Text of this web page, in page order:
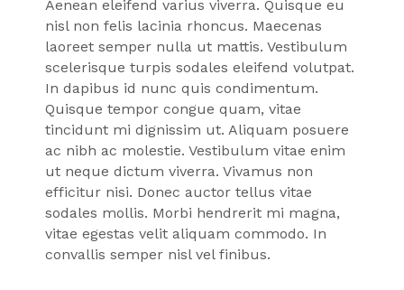
Aenean eleifend varius viverra. Quisque eu
nisl non felis lacinia rhoncus. Maecenas
laoreet semper nulla ut mattis. Vestibulum
scelerisque turpis sodales eleifend volutpat.
In dapibus id nunc quis condimentum.
Quisque tempor congue quam, vitae
tincidunt mi dignissim ut. Aliquam posuere
ac nibh ac molestie. Vestibulum vitae enim
ut neque dictum viverra. Vivamus non
efficitur nisi. Donec auctor tellus vitae
sodales mollis. Morbi hendrerit mi magna,
vitae egestas velit aliquam commodo. In
convallis semper nisl vel finibus.